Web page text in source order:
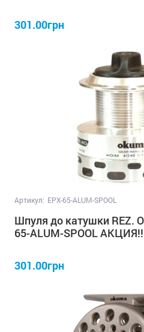
301.00грн
Артикул: EPX-65-ALUM-SPOOL
Шпуля до катушки REZ.
65-ALUM-SPOOL
301.00грн